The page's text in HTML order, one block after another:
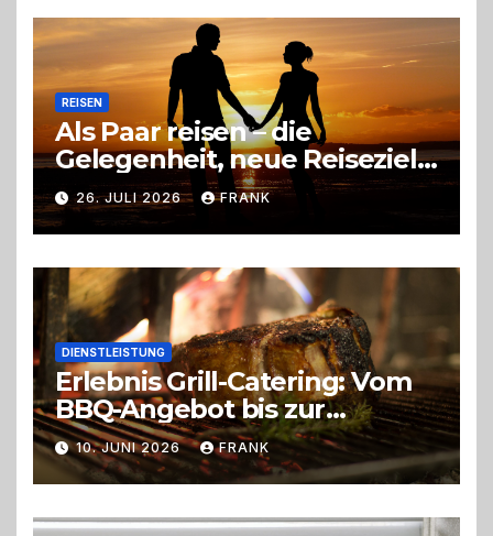
Entscheidung
REISEN
Als Paar reisen – die
Gelegenheit, neue Reiseziele
zu entdecken
26. JULI 2026 FRANK
DIENSTLEISTUNG
Erlebnis Grill-Catering: Vom
BBQ-Angebot bis zur
perfekten Eventorganisation
Trend zu Outdoor-Events,
Erlebnisgastronomie und
Live-Cooking
10. JUNI 2026 FRANK